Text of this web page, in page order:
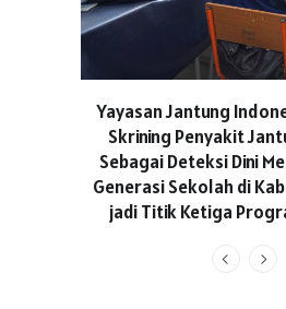
Yayasan Jantung
Skrining Penyakit
Sebagai Deteksi Dini
Generasi Sekolah di
jadi Titik Ketiga